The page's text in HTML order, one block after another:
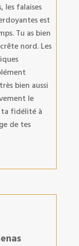
les falaises
est
Tu as bien
nord. Les
bien aussi
le
ta fidélité à
de tes